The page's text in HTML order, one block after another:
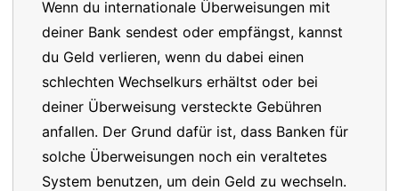
Wenn du internationale Überweisungen mit
deiner Bank sendest oder empfängst, kannst
du Geld verlieren, wenn du dabei einen
schlechten Wechselkurs erhältst oder bei
deiner Überweisung versteckte Gebühren
anfallen. Der Grund dafür ist, dass Banken für
solche Überweisungen noch ein veraltetes
System benutzen, um dein Geld zu wechseln.